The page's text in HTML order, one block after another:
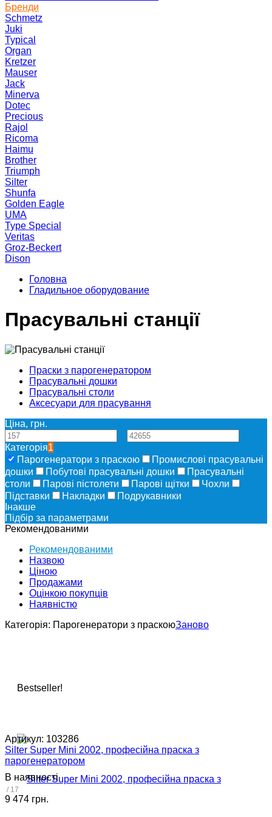
Бренди
Schmetz
Juki
Typical
Organ
Kretzer
Mauser
Jack
Minerva
Dotec
Precious
Rajol
Ricoma
Haimu
Brother
Triumph
Silter
Shunfa
Golden Eagle
UMA
Type Special
Veritas
Groz-Beckert
Dison
Головна
Гладильное оборудование
Прасувальні станції
Праски з парогенератором
Прасувальні дошки
Прасувальні столи
Аксесуари для прасування
Ціна, грн.
Категорія1
Парогенератори з праскою
Промислові прасувальні
дошки
Побутові прасувальні дошки
Прасувальні
столи
Парові пістолети Парові щітки
Чохли
Підставки
Накладки
Подрукавники
Інакше
Підбір за параметрами
Рекомендованими
Рекомендованими
Назвою
Ціною
Продажами
Оцінкою покупців
Наявністю
Категорія: Парогенератори з праскоюЗаново
Bestseller!
Артикул: 103286
Silter Super Mini 2002, професійна праска з
парогенератором
В наявності
/ 17
9 474 грн.